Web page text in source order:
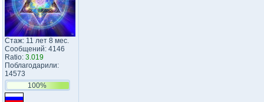
Стаж: 11 лет 8 мес.
Сообщений: 4146
Ratio: 3.019
Поблагодарили:
14573
100%